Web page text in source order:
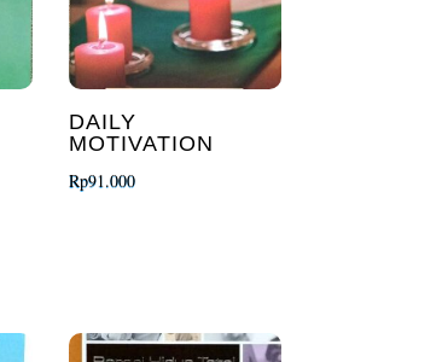
DAILY
MOTIVATION
Rp91.000